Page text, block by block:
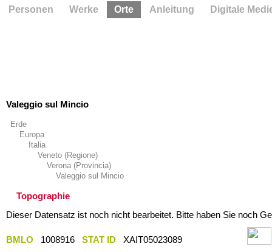
Valeggio sul Mincio
Erde
Europa
Italia
Veneto (Regione)
Verona (Provincia)
Valeggio sul Mincio
Topographie
Dieser Datensatz ist noch nicht bearbeitet. Bitte haben Sie noch
BMLO 1008916 STAT ID
XAIT05023089
Personen Werke Orte Anleitung Digitale